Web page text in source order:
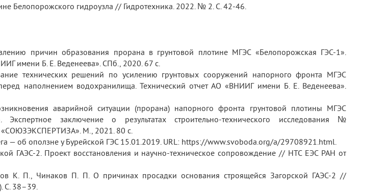
Белопорожского гидроузла // Гидротехника. 2022. № 2. С. 42-46.
причин образования прорана в грунтовой плотине МГЭС «Белопорожская ГЭС‑1».
имени Б. Е. Веденеева». СПб., 2020. 67 с.
технических решений по усилению грунтовых сооружений напорного фронта МГЭС
наполнением водохранилища. Технический отчет АО «ВНИИГ имени Б. Е. Веденеева».
аварийной ситуации (прорана) напорного фронта грунтовой плотины МГЭС
Экспертное заключение о результатах строительно-технического исследования №
М., 2021. 80 с.
— об оползне у Бурейской ГЭС 15.01.2019. URL: https://www.svoboda.org/a/29708921.html.
ГАЭС‑2. Проект восстановления и научно-техническое сопровождение // НТС ЕЭС РАН от
К. П., Чинаков П. П. О причинах просадки основания строящейся Загорской ГАЭС‑2 //
С. 38–39.